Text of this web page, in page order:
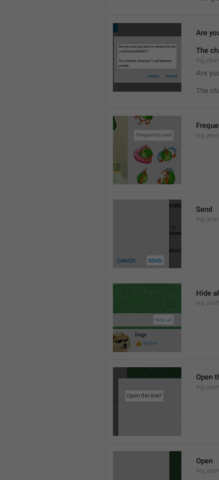
Are
The
Are
The
Send
Hide
Open
Open